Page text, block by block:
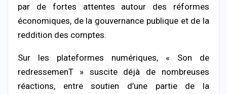
par de fortes attentes autour des réformes
économiques, de la gouvernance publique et de la
reddition des comptes.
Sur les plateformes numériques, « Son de
redressemenT » suscite déjà de nombreuses
réactions, entre soutien d’une partie de la